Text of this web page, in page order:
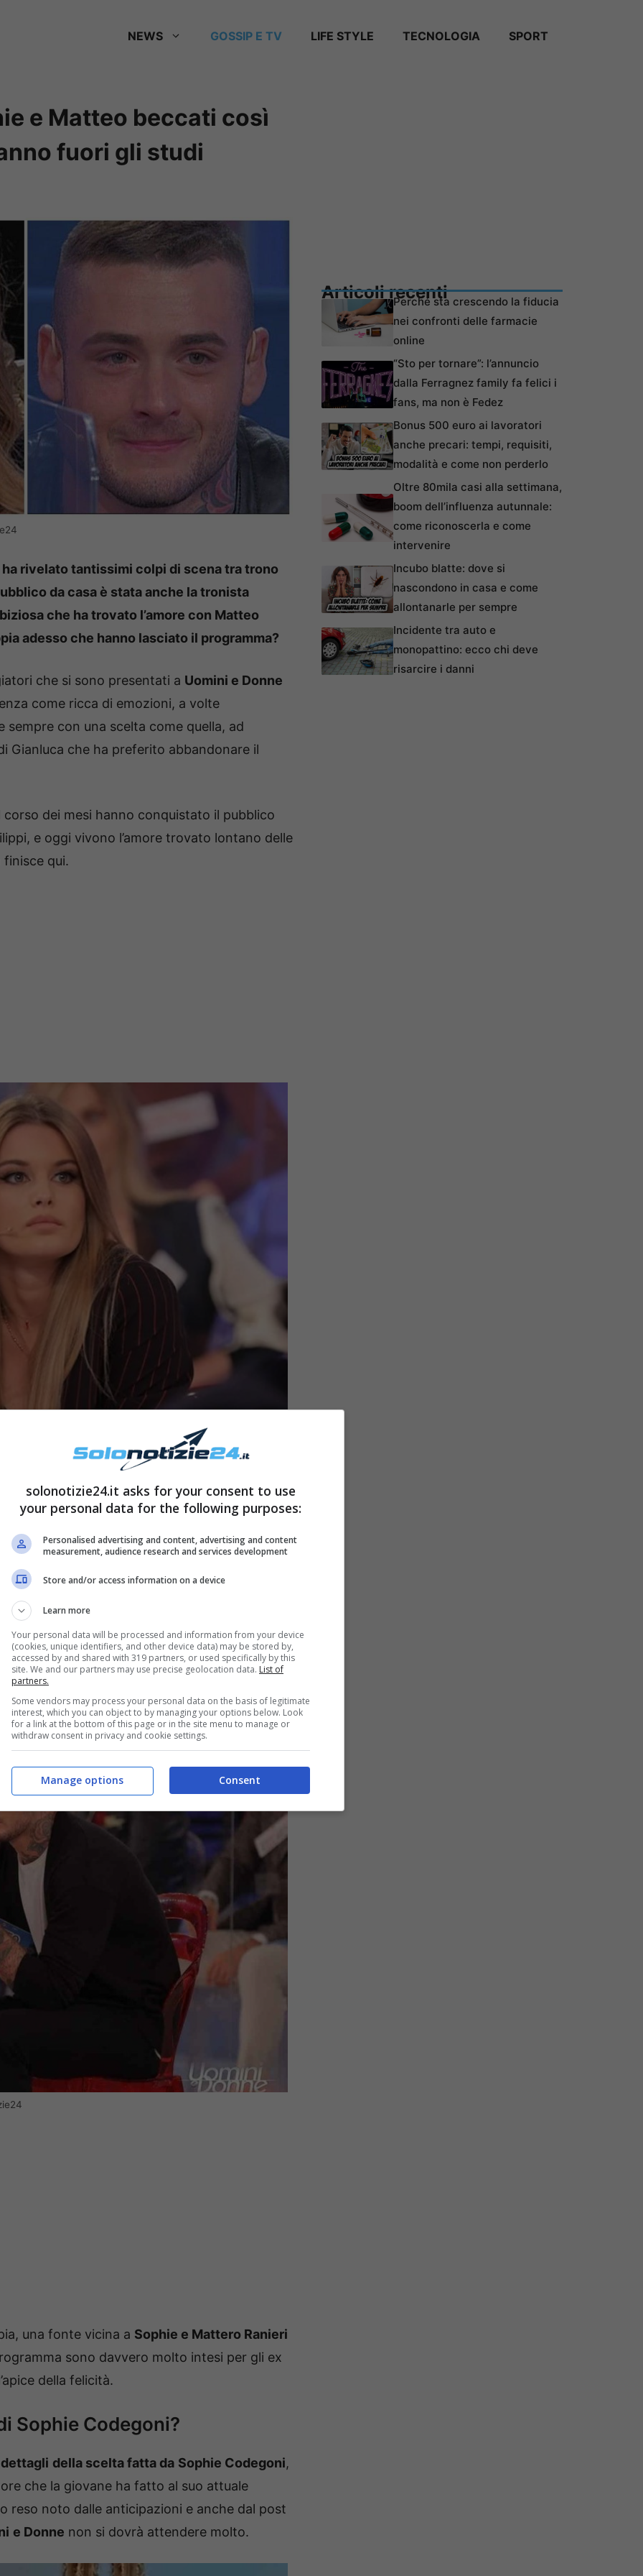
NEWS GOSSIP E TV LIFE STYLE TECNOLOGIA SPORT
e Matteo beccati così
fuori gli studi
rivelato tantissimi colpi di scena tra trono
da casa è stata anche la tronista
che ha trovato l’amore con Matteo
adesso che hanno lasciato il programma?
che si sono presentati a Uomini e Donne
come ricca di emozioni, a volte
con una scelta come quella, ad
Gianluca che ha preferito abbandonare il
corso dei mesi hanno conquistato il pubblico
e oggi vivono l’amore trovato lontano delle
qui.
e Donne ha lasciato il programma
coinvolto entrambi i ragazzi, tanto che
aveva rilasciato anche la seguente
certezza della scelta, ma posso solo sperare
feeling. Ridiamo molto insieme, perciò sono
una fonte vicina a Sophie e Mattero Ranieri
sono davvero molto intesi per gli ex
della felicità.
Sophie Codegoni?
dettagli della scelta fatta da Sophie Codegoni,
che la giovane ha fatto al suo attuale
reso noto dalle anticipazioni e anche dal post
e Donne non si dovrà attendere molto.
Articoli recentiPerché sta crescendo la fiducia
nei confronti delle farmacie
online
“Sto per tornare”: l’annuncio
dalla Ferragnez family fa felici i
fans, ma non è Fedez
Bonus 500 euro ai lavoratori
anche precari: tempi, requisiti,
modalità e come non perderlo
Oltre 80mila casi alla settimana,
boom dell’influenza autunnale:
come riconoscerla e come
intervenire
Incubo blatte: dove si
nascondono in casa e come
allontanarle per sempre
Incidente tra auto e
monopattino: ecco chi deve
risarcire i danni
solonotizie24.it asks for your consent to use
your personal data for the following purposes:
Personalised advertising and content, advertising and content
measurement, audience research and services development
Store and/or access information on a device
Learn more
Your personal data will be processed and information from your device
(cookies, unique identifiers, and other device data) may be stored by,
accessed by and shared with 319 partners, or used specifically by this
site. We and our partners may use precise geolocation data. List of
partners.
Some vendors may process your personal data on the basis of legitimate
interest, which you can object to by managing your options below. Look
for a link at the bottom of this page or in the site menu to manage or
withdraw consent in privacy and cookie settings.
Consent
Manage options